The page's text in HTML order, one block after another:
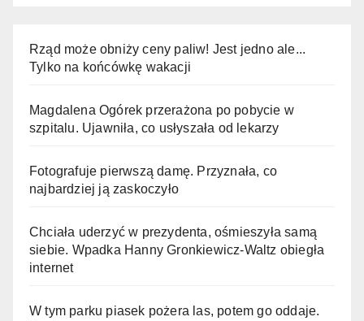
Rząd może obniży ceny paliw! Jest jedno ale...
Tylko na końcówkę wakacji
Magdalena Ogórek przerażona po pobycie w
szpitalu. Ujawniła, co usłyszała od lekarzy
Fotografuje pierwszą damę. Przyznała, co
najbardziej ją zaskoczyło
Chciała uderzyć w prezydenta, ośmieszyła samą
siebie. Wpadka Hanny Gronkiewicz-Waltz obiegła
internet
W tym parku piasek pożera las, potem go oddaje.